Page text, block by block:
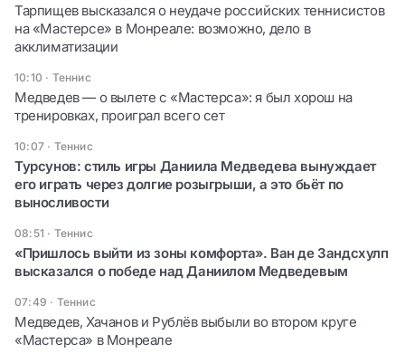
Тарпищев высказался о неудаче российских теннисистов
на «Мастерсе» в Монреале: возможно, дело в
акклиматизации
10:10 · Теннис
Медведев — о вылете с «Мастерса»: я был хорош на
тренировках, проиграл всего сет
10:07 · Теннис
Турсунов: стиль игры Даниила Медведева вынуждает
его играть через долгие розыгрыши, а это бьёт по
выносливости
08:51 · Теннис
«Пришлось выйти из зоны комфорта». Ван де Зандсхулп
высказался о победе над Даниилом Медведевым
07:49 · Теннис
Медведев, Хачанов и Рублёв выбыли во втором круге
«Мастерса» в Монреале